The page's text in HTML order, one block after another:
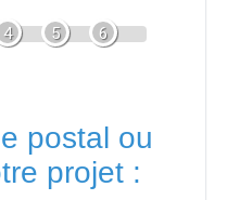
4 5 6
postal ou
projet :